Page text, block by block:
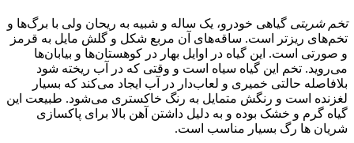
تخم شربتی گیاهی خودرو، یک ساله و شبیه به ریحان ولی با برگ‌ها و
تخم‌های ریزتر است. ساقه‌های آن مربع شکل و گلش مایل به قرمز
و صورتی است. این گیاه در اوایل بهار در کوهستان‌ها و بیابان‌ها
می‌روید. تخم این گیاه سیاه است و وقتی‌ که در آب ریخته شود
بلافاصله حالتی خمیری و لعاب‌دار در آب ایجاد می‌کند که بسیار
لغزنده است و رنگش متمایل به رنگ خاکستری می‌شود. طبیعت این
گیاه گرم و خشک بوده و به دلیل داشتن آهن بالا برای پاکسازی
شریان ها رگ بسیار مناسب است.